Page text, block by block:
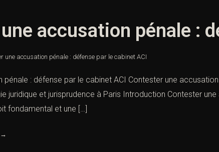
accusation pénale :
une accusation pénale : défense par le cabinet ACI
: défense par le cabinet ACI Contester une
juridique et jurisprudence à Paris Introduction Contester
fondamental et une […]